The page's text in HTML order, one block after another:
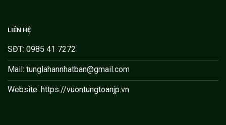
LIÊN HỆ
SĐT: 0985 41 7272
Mail: tunglahannhatban@gmail.com
Website: https://vuontungtoanjp.vn